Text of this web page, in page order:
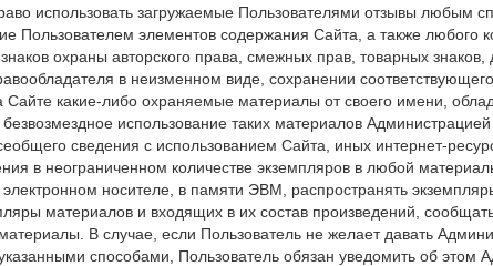
использовать загружаемые Пользователями отзывы любым
Пользователем элементов содержания Сайта, а также любого
охраны авторского права, смежных прав, товарных
в неизменном виде, сохранении
какие-либо охраняемые материалы от своего имени,
безвозмездное использование таких материалов
сведения с использованием Сайта, иных интернет-
в неограниченном количестве экземпляров в любой
носителе, в памяти ЭВМ, распространять
материалов и входящих в их состав произведений,
В случае, если Пользователь не желает давать
способами, Пользователь обязан уведомить об этом